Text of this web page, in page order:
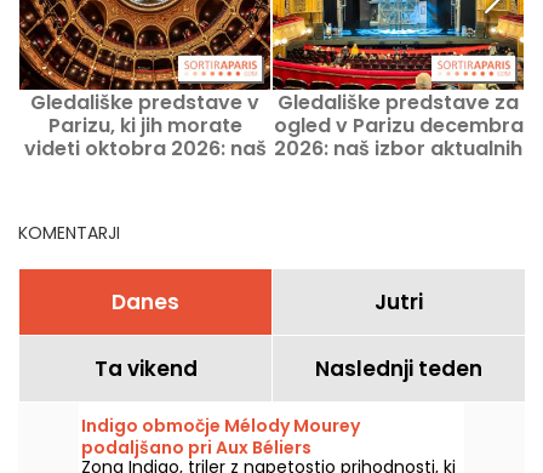
Gledališke predstave v
Parizu, ki jih morate
videti oktobra 2026: naš
Gledališke predstave za
ogled v Parizu decembra
2026: naš izbor aktualnih
KOMENTARJI
Danes Jutri
Ta vikend Naslednji teden
Indigo območje Mélody Mourey
podaljšano pri Aux Béliers
Zona Indigo, triler z napetostjo prihodnosti, ki